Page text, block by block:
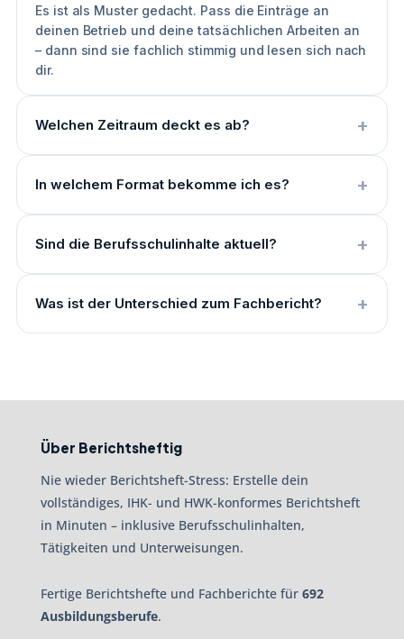
Es ist als Muster gedacht. Pass die Einträge an
deinen Betrieb und deine tatsächlichen Arbeiten an
– dann sind sie fachlich stimmig und lesen sich nach
dir.
Welchen Zeitraum deckt es ab?
In welchem Format bekomme ich es?
Sind die Berufsschulinhalte aktuell?
Was ist der Unterschied zum Fachbericht?
Über Berichtsheftig
Nie wieder Berichtsheft-Stress: Erstelle dein
vollständiges, IHK- und HWK-konformes Berichtsheft
in Minuten – inklusive Berufsschulinhalten,
Tätigkeiten und Unterweisungen.
Fertige Berichtshefte und Fachberichte für 692
Ausbildungsberufe.